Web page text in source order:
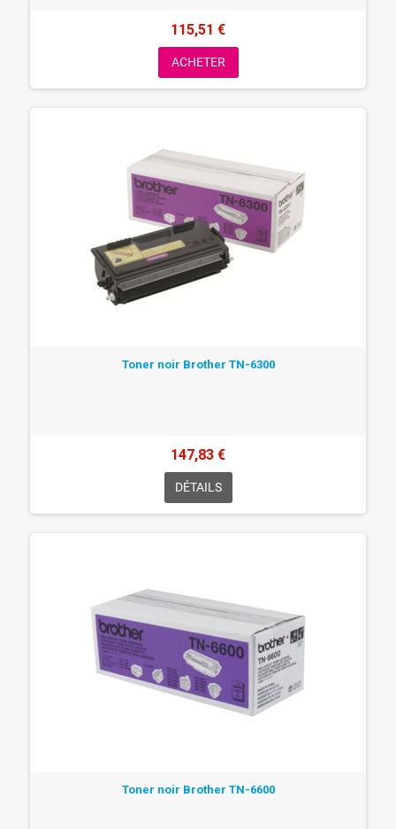
115,51 €
ACHETER
Toner noir Brother TN-6300
147,83 €
DÉTAILS
Toner noir Brother TN-6600